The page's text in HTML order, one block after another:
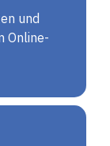
und
Online-